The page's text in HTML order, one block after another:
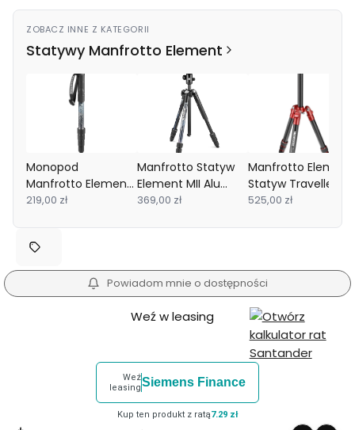
ZOBACZ INNE Z KATEGORII
Statywy Manfrotto Element
Monopod
Manfrotto Element
MII Alu czarny
219,00 zł
Manfrotto Statyw
Element MII Alu
czarny
369,00 zł
Manfrotto Element
Statyw Traveller
Small MKELES5RD-
+ pokrowiec
525,00 zł
Powiadom mnie o dostępności
Weź w leasing
Weź
leasingSiemens Finance
Kup ten produkt z ratą7.29 zł